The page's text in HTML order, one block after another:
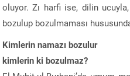
oluyor. Zı harfi ise, dilin
bozulup bozulmaması
Kimlerin namazı bozulur
kimlerin ki bozulmaz?